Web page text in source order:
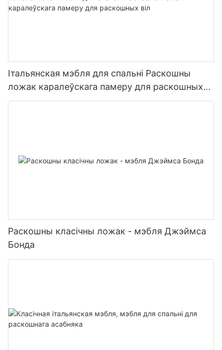
Італьянская мэбля для спальні Раскошны
ложак каралеўскага памеру для раскошных
віл
Раскошны класічны ложак - мэбля Джэймса
Бонда